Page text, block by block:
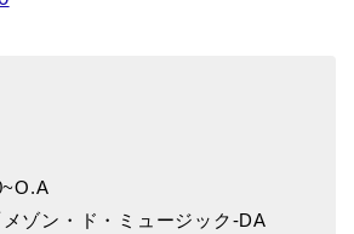
ゾン・ド・ミュージック‐DA